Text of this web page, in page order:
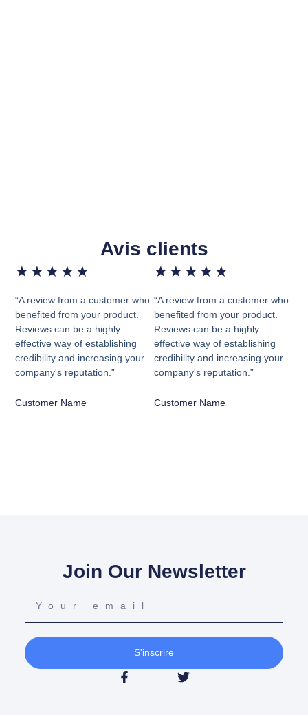
Avis clients
★ ★ ★ ★ ★
“A review from a customer who
benefited from your product.
Reviews can be a highly
effective way of establishing
credibility and increasing your
company's reputation.”
Customer Name
★ ★ ★ ★ ★
“A review from a customer who
benefited from your product.
Reviews can be a highly
effective way of establishing
credibility and increasing your
company's reputation.”
Customer Name
Join Our Newsletter
S'inscrire